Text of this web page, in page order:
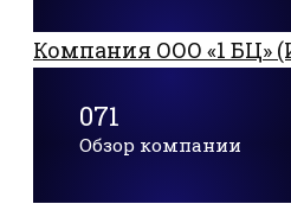
Компания ООО «1 БЦ»
071
Обзор компании